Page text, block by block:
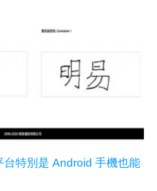
特別是 Android 手機也能